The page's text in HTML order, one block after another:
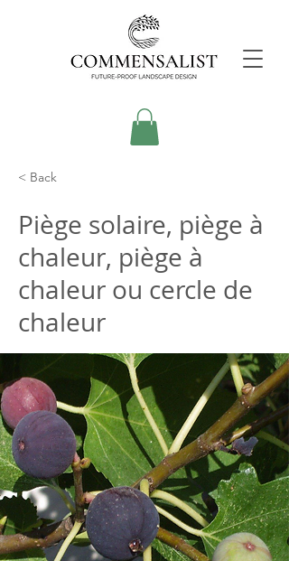
< Back
Piège solaire, piège à
chaleur, piège à
chaleur ou cercle de
chaleur